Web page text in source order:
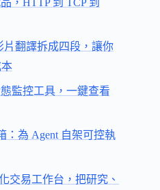
，HTTP 到 TCP 到
翻譯拆成四段，讓你
監控工具，一鍵查看
：為 Agent 自架可控執
交易工作台，把研究、